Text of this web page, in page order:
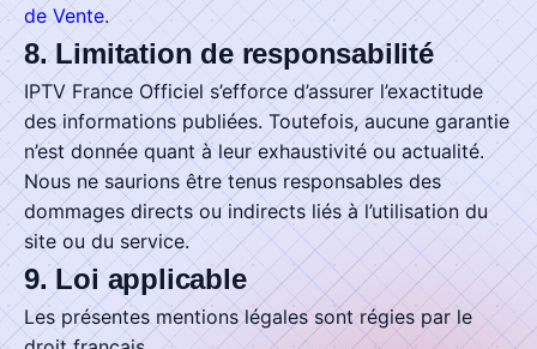
de Vente.
8. Limitation de responsabilité
IPTV France Officiel s’efforce d’assurer l’exactitude
des informations publiées. Toutefois, aucune garantie
n’est donnée quant à leur exhaustivité ou actualité.
Nous ne saurions être tenus responsables des
dommages directs ou indirects liés à l’utilisation du
site ou du service.
9. Loi applicable
Les présentes mentions légales sont régies par le